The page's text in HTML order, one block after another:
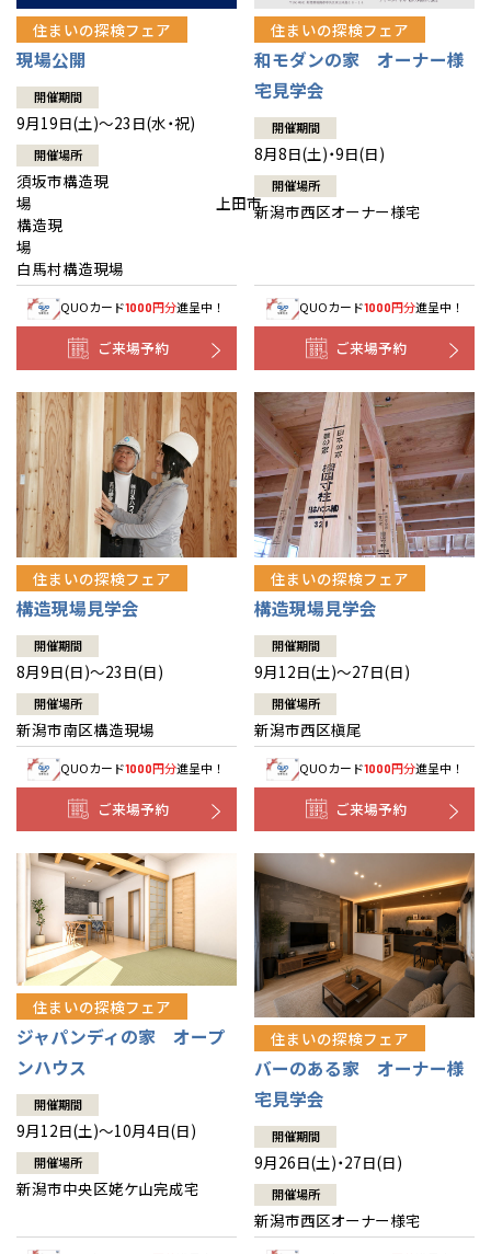
住まいの探検フェア
現場公開
開催期間
9月19日(土)～23日(水・祝)
開催場所
須坂市構造現
場 上田市
構造現
場
白馬村構造現場
QUOカード1000円分進呈中！
ご来場予約
住まいの探検フェア
和モダンの家 オーナー様
宅見学会
開催期間
8月8日(土)・9日(日)
開催場所
新潟市西区オーナー様宅
QUOカード1000円分進呈中！
ご来場予約
住まいの探検フェア
構造現場見学会
開催期間
8月9日(日)～23日(日)
開催場所
新潟市南区構造現場
QUOカード1000円分進呈中！
ご来場予約
住まいの探検フェア
構造現場見学会
開催期間
9月12日(土)～27日(日)
開催場所
新潟市西区槇尾
QUOカード1000円分進呈中！
ご来場予約
住まいの探検フェア
ジャパンディの家 オープ
ンハウス
開催期間
9月12日(土)～10月4日(日)
開催場所
新潟市中央区姥ケ山完成宅
住まいの探検フェア
バーのある家 オーナー様
宅見学会
開催期間
9月26日(土)・27日(日)
開催場所
新潟市西区オーナー様宅